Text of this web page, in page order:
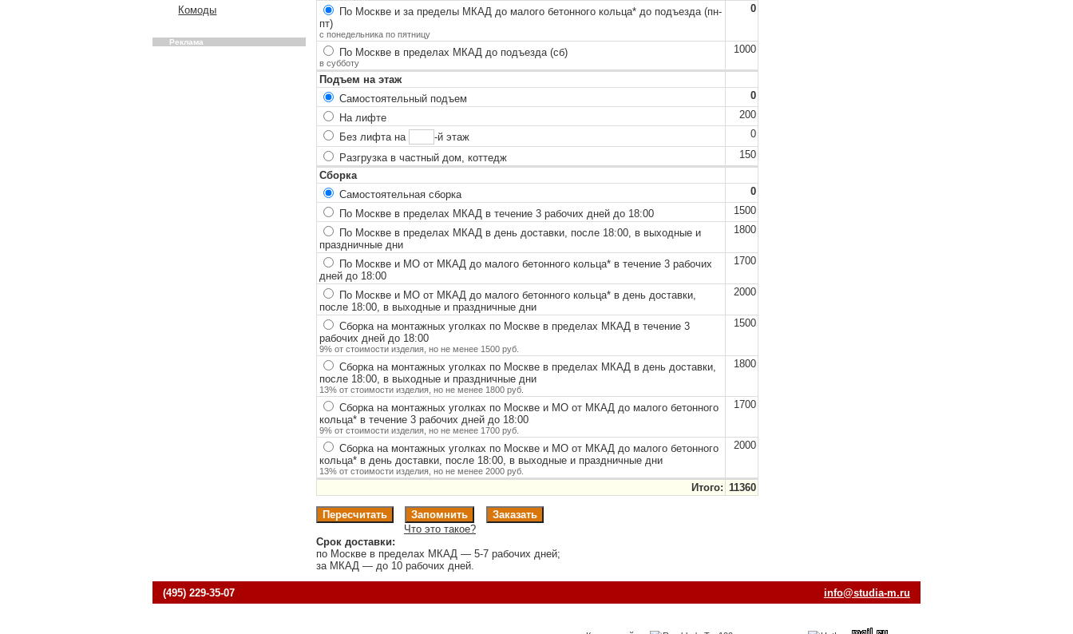
По Москве и за пределы МКАД до малого бетонного кольца*до подъезда (пн-
пт)
с понедельника по пятницу
0
По Москве в пределах МКАД до подъезда (сб)
в субботу
1000
Подъем на этаж
Самостоятельный подъем
0
На лифте
200
Без лифта на
-й этаж
0
Разгрузка в частный дом, коттедж
150
Сборка
Самостоятельная сборка
0
По Москве в пределах МКАД в течение 3 рабочих дней до 18:00
1500
По Москве в пределах МКАД в день доставки, после 18:00, в выходные и
праздничные дни
1800
По Москве и МО от МКАД до малого бетонного кольца*в течение 3 рабочих
дней до 18:00
1700
По Москве и МО от МКАД до малого бетонного кольца*в день доставки,
после 18:00, в выходные и праздничные дни
2000
Сборка на монтажных уголках по Москве в пределах МКАД в течение 3
рабочих дней до 18:00
9% от стоимости изделия, но не менее 1500 руб.
1500
Сборка на монтажных уголках по Москве в пределах МКАД в день доставки,
после 18:00, в выходные и праздничные дни
13% от стоимости изделия, но не менее 1800 руб.
1800
Сборка на монтажных уголках по Москве и МО от МКАД до малого бетонного
кольца*в течение 3 рабочих дней до 18:00
9% от стоимости изделия, но не менее 1700 руб.
1700
Сборка на монтажных уголках по Москве и МО от МКАД до малого бетонного
кольца*в день доставки, после 18:00, в выходные и праздничные дни
13% от стоимости изделия, но не менее 2000 руб.
2000
Итого: 11360
Что это такое?
Срок доставки:
по Москве в пределах МКАД — 5-7 рабочих дней;
за МКАД — до 10 рабочих дней.
Комоды
Реклама
(495) 229-35-07 ur.m-aiduts@ofni